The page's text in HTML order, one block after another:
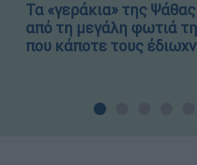
Τα «γεράκια» της
από τη μεγάλη φωτιά τη
που κάποτε τους